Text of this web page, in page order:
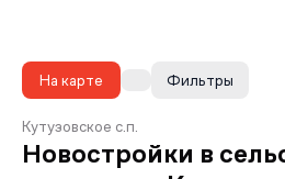
На карте Фильтры
Кутузовское с.п.
Новостройки в